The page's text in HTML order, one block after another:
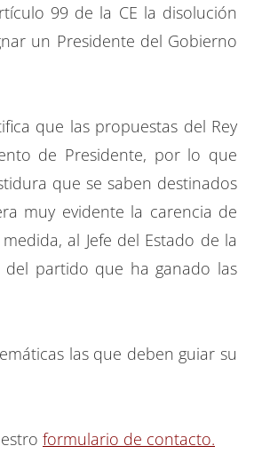
99 de la CE la disolución
un Presidente del Gobierno
que las propuestas del Rey
de Presidente, por lo que
que se saben destinados
muy evidente la carencia de
al Jefe del Estado de la
partido que ha ganado las
las que deben guiar su
formulario de contacto.